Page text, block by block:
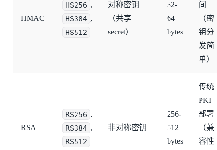
HMAC
HS256 ,
HS384 ,
HS512
对称密钥
（共享
secret）
32-
64
bytes
间
（密
钥分
发简
单）
RSA
RS256 ,
RS384 ,
RS512
非对称密钥
256-
512
bytes
传统
PKI
部署
（兼
容性